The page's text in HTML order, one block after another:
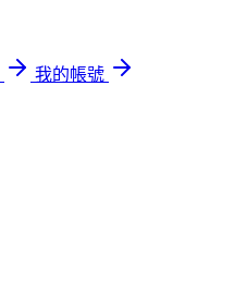
我的帳號